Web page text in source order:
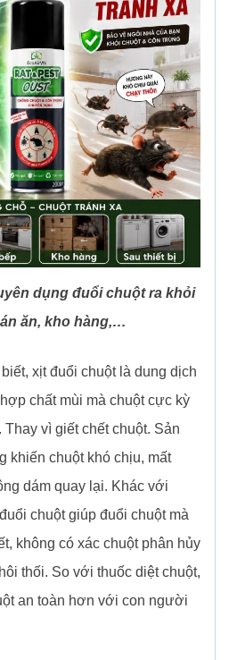
dụng đuổi chuột ra khỏi
ăn, kho hàng,…
xịt đuổi chuột là dung dịch
chất mùi mà chuột cực kỳ
vì giết chết chuột. Sản
khiến chuột khó chịu, mất
dám quay lại. Khác với
chuột giúp đuổi chuột mà
không có xác chuột phân hủy
thối. So với thuốc diệt chuột,
an toàn hơn với con người